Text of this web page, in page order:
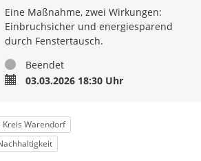
Eine Maßnahme, zwei Wirkungen:
Einbruchsicher und energiesparend
durch Fenstertausch.
StatusBeendet
Termin03.03.2026 18:30 Uhr
Kreis Warendorf